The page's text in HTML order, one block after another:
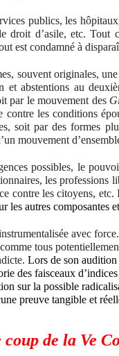
publics, les
droit d’asile, etc. Tout
est condamné à
souvent originales,
et abstentions au
par le mouvement des
contre les conditions
soit par des formes
mouvement
possibles, le
les professions
contre les citoyens,
les autres composantes
avec
tous
Lors de son audition
des faisceaux
sur la possible
preuve tangible et
de la Ve